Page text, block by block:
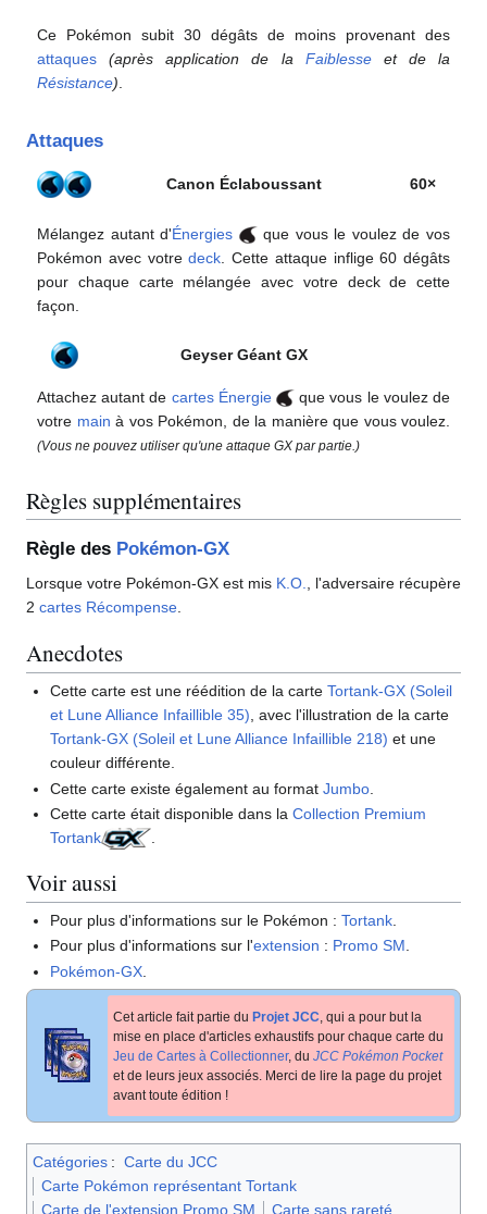
Ce Pokémon subit 30 dégâts de moins provenant des
attaques
(après application de la Faiblesseet de la
Résistance)
Attaques
Canon Éclaboussant 60×
Mélangez autant d'Énergies
que vous le voulez de vos
Pokémon avec votredeck . Cette attaque inflige 60 dégâts
pour chaque carte mélangée avec votre deck de cette
façon.
Geyser Géant GX
Attachez autant de cartes Énergie
que vous le voulez de
votre main à vos Pokémon, de la manière que vous voulez.
(Vous ne pouvez utiliser qu'une attaque GX par partie.)
Règles supplémentaires
Règle des Pokémon-GX
Lorsque votre Pokémon-GX est mis K.O.
, l'adversaire récupère
2 cartes Récompense
Anecdotes
Cette carte est une réédition de la carteTortank-GX (Soleil
et Lune Alliance Infaillible 35) , avec l'illustration de la carte
Tortank-GX (Soleil et Lune Alliance Infaillible 218) et une
couleur différente.
Cette carte existe également au formatJumbo
Cette carte était disponible dans laCollection Premium
Tortank
Voir aussi
Pour plus d'informations sur le Pokémon :Tortank
Pour plus d'informations sur l'extension : Promo SM
Pokémon-GX
Cet article fait partie du Projet JCC , qui a pour but la
mise en place d'articles exhaustifs pour chaque carte du
Jeu de Cartes à Collectionner, du JCC Pokémon Pocket
et de leurs jeux associés. Merci de lire la page du projet
avant toute édition !
Catégories : Carte du JCC
Carte Pokémon représentant Tortank
Carte de l'extension Promo SM
Carte sans rareté